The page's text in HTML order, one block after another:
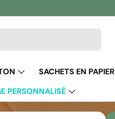
SACHETS EN PAPIER
PERSONNALISÉ